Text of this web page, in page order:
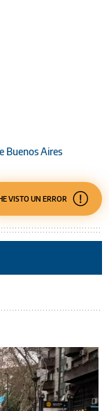
Buenos Aires
HE VISTO UN ERROR